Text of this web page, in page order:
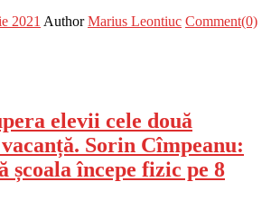
2021 Author Marius Leontiuc Comment(0)
elevii cele două
Sorin Cîmpeanu:
școala începe fizic pe 8